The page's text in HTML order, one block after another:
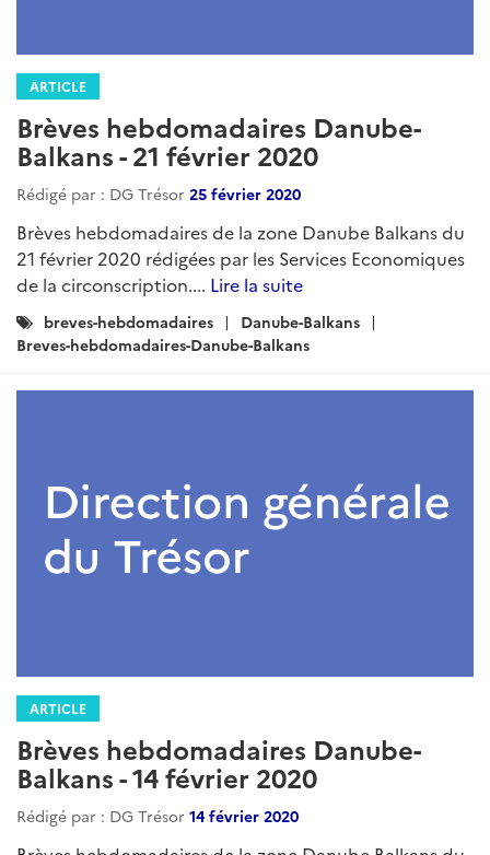
ARTICLE
Brèves hebdomadaires Danube-
Balkans - 21 février 2020
Rédigé par : DG Trésor 25 février 2020
Brèves hebdomadaires de la zone Danube Balkans du
21 février 2020 rédigées par les Services Economiques
de la circonscription.... Lire la suite
Catégories
:
breves-hebdomadaires
Danube-Balkans
Breves-hebdomadaires-Danube-Balkans
ARTICLE
Brèves hebdomadaires Danube-
Balkans - 14 février 2020
Rédigé par : DG Trésor 14 février 2020